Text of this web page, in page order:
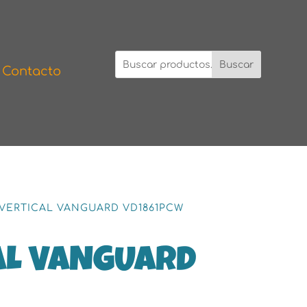
Contacto Buscar
VANGUARD VD1861PCW
VANGUARD